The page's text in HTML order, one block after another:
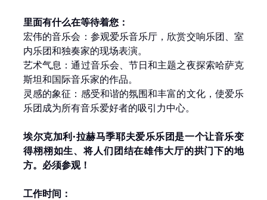
里面有什么在等待着您：
宏伟的音乐会：参观爱乐音乐厅，欣赏交响乐团、室
内乐团和独奏家的现场表演。
艺术气息：通过音乐会、节日和主题之夜探索哈萨克
斯坦和国际音乐家的作品。
灵感的象征：感受和谐的氛围和丰富的文化，使爱乐
乐团成为所有音乐爱好者的吸引力中心。
埃尔克加利·拉赫马季耶夫爱乐乐团是一个让音乐变
得栩栩如生、将人们团结在雄伟大厅的拱门下的地
方。必须参观！
工作时间：